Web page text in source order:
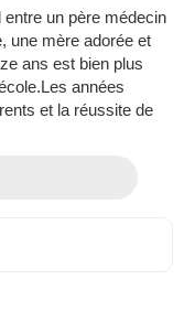
un père médecin
une mère adorée et
ans est bien plus
années
et la réussite de